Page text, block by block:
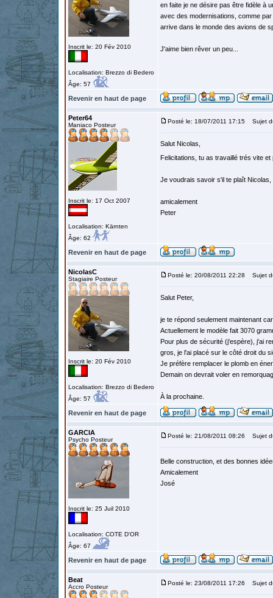
Inscrit le: 20 Fév 2010
Localisation: Brezzo di Bedero
Âge: 57
en faite je ne désire pas être fidèle à
avec des modernisations, comme
arrive dans le monde des avions de
J'aime bien rêver un peu...
Revenir en haut de page
Peter64
Maniaco Posteur
Inscrit le: 17 Oct 2007
Localisation: Kärnten
Âge: 62
Posté le: 18/07/2011 17:15 Sujet
Salut Nicolas,
Felicitations, tu as travaillé trés vite
Je voudrais savoir s'il te plaît
amicalement
Peter
Revenir en haut de page
NicolasC
Stagiaire Posteur
Inscrit le: 20 Fév 2010
Localisation: Brezzo di Bedero
Âge: 57
Posté le: 20/08/2011 22:28 Sujet
Salut Peter,
je te répond seulement maintenant
Actuellement le modèle fait 3070
Pour plus de sécurité (j'espère), j'ai
gros, je l'ai placé sur le côté droit du
Je préfère remplacer le plomb en
Demain on devrait voler en
À la prochaine.
Revenir en haut de page
GARCIA
Psycho Posteur
Inscrit le: 25 Juil 2010
Localisation: COTE D'OR
Âge: 67
Posté le: 21/08/2011 08:26 Sujet
Belle construction, et des bonnes
Amicalement
José
Revenir en haut de page
Beat
Accro Posteur
Posté le: 23/08/2011 17:26 Sujet